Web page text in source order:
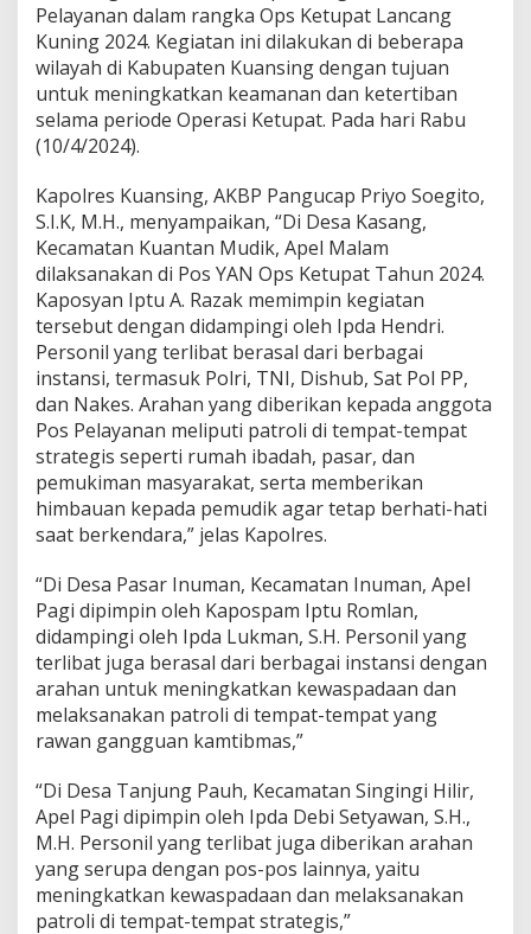
o
s
P
e
a
n
a
n
d
a
l
a
m
O
p
s
K
e
u
p
a
L
a
n
c
a
n
g
K
u
i
n
g
2
0
2
4
Pelayanan dalam rangka Ops Ketupat Lancang
Kuning 2024. Kegiatan ini dilakukan di beberapa
wilayah di Kabupaten Kuansing dengan tujuan
untuk meningkatkan keamanan dan ketertiban
selama periode Operasi Ketupat. Pada hari Rabu
(10/4/2024).
Kapolres Kuansing, AKBP Pangucap Priyo Soegito,
S.I.K, M.H., menyampaikan, “Di Desa Kasang,
Kecamatan Kuantan Mudik, Apel Malam
dilaksanakan di Pos YAN Ops Ketupat Tahun 2024.
Kaposyan Iptu A. Razak memimpin kegiatan
tersebut dengan didampingi oleh Ipda Hendri.
Personil yang terlibat berasal dari berbagai
instansi, termasuk Polri, TNI, Dishub, Sat Pol PP,
dan Nakes. Arahan yang diberikan kepada anggota
Pos Pelayanan meliputi patroli di tempat-tempat
strategis seperti rumah ibadah, pasar, dan
pemukiman masyarakat, serta memberikan
himbauan kepada pemudik agar tetap berhati-hati
saat berkendara,” jelas Kapolres.
“Di Desa Pasar Inuman, Kecamatan Inuman, Apel
Pagi dipimpin oleh Kapospam Iptu Romlan,
didampingi oleh Ipda Lukman, S.H. Personil yang
terlibat juga berasal dari berbagai instansi dengan
arahan untuk meningkatkan kewaspadaan dan
melaksanakan patroli di tempat-tempat yang
rawan gangguan kamtibmas,”
“Di Desa Tanjung Pauh, Kecamatan Singingi Hilir,
Apel Pagi dipimpin oleh Ipda Debi Setyawan, S.H.,
M.H. Personil yang terlibat juga diberikan arahan
yang serupa dengan pos-pos lainnya, yaitu
meningkatkan kewaspadaan dan melaksanakan
patroli di tempat-tempat strategis,”